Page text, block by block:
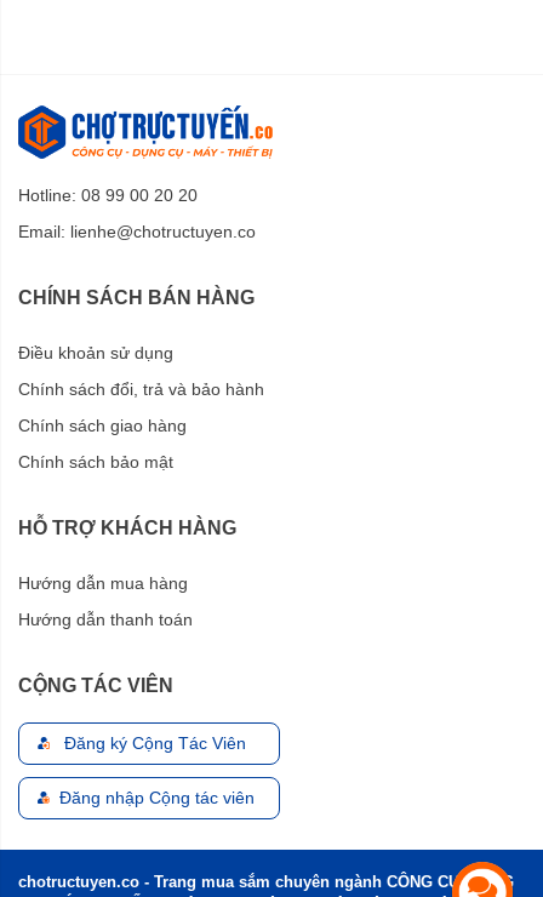
Hotline: 08 99 00 20 20
Email: lienhe@chotructuyen.co
CHÍNH SÁCH BÁN HÀNG
Điều khoản sử dụng
Chính sách đổi, trả và bảo hành
Chính sách giao hàng
Chính sách bảo mật
HỖ TRỢ KHÁCH HÀNG
Hướng dẫn mua hàng
Hướng dẫn thanh toán
CỘNG TÁC VIÊN
Đăng ký Cộng Tác Viên
Đăng nhập Cộng tác viên
chotructuyen.co - Trang mua sắm chuyên ngành CÔNG CỤ, DỤNG